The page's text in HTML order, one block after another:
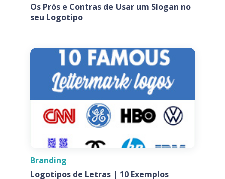
Os Prós e Contras de Usar um Slogan no
seu Logotipo
Branding
Logotipos de Letras | 10 Exemplos